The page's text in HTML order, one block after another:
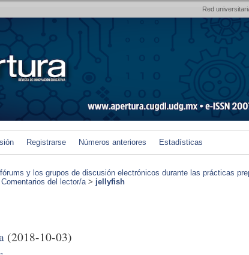
Red
Registrarse Números anteriores Estadísticas
y los grupos de discusión electrónicos durante las prácticas
Comentarios del lector/a> jellyfish
(2018-10-03)